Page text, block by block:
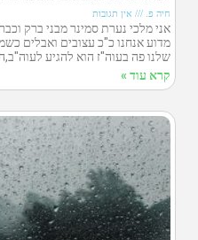
חיה פ. אין תגובות
אני מלכי נערת סמינר מבני ברק
מדוע אנחנו כ"כ עצובים ואבלים
שלנו פה בעוה"ז הוא להגיע
קרא עוד »